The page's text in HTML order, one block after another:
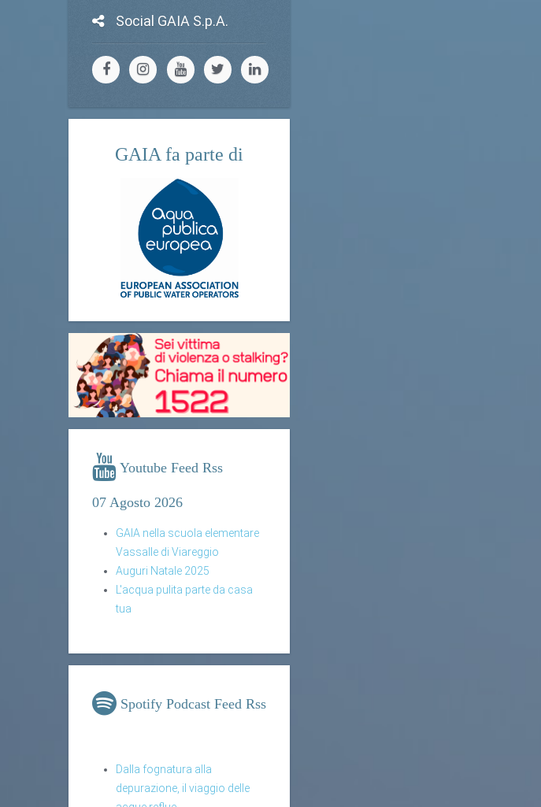
Social GAIA S.p.A.
GAIA fa parte di
Youtube Feed Rss
07 Agosto 2026
GAIA nella scuola elementare
Vassalle di Viareggio
Auguri Natale 2025
L'acqua pulita parte da casa
tua
Spotify Podcast Feed Rss
Dalla fognatura alla
depurazione, il viaggio delle